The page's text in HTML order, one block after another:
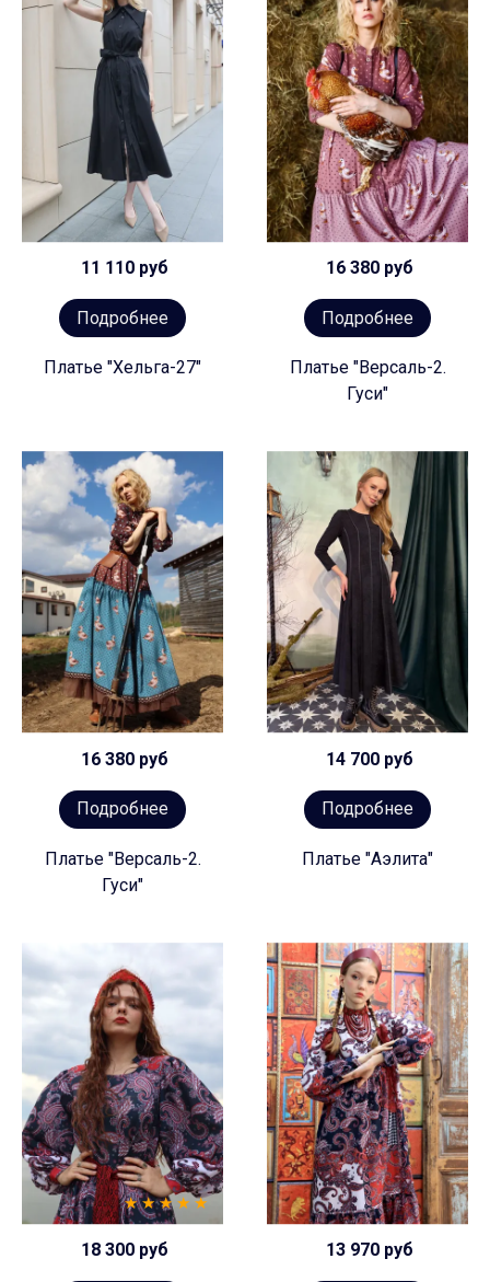
11 110 руб
Подробнее
Платье "Хельга-27"
16 380 руб
Подробнее
Платье "Версаль-2.
Гуси"
16 380 руб
Подробнее
Платье "Версаль-2.
Гуси"
14 700 руб
Подробнее
Платье "Аэлита"
18 300 руб 13 970 руб